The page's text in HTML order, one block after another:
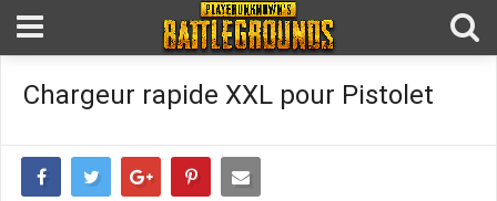
Chargeur rapide XXL pour Pistolet